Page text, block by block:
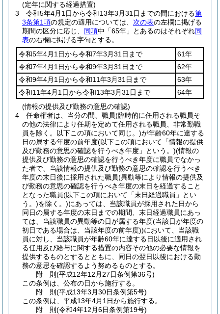
(定年に関する経過措置)
3
令和5年4月1日から令和13年3月31日までの間における第
3条第1項の規定の適用については、 次の表の左欄に掲げる
期間の区分に応じ、 同項中「65年」とあるのはそれぞれ同
表の右欄に掲げる字句とする。
令和5年4月1日から令和7年3月31日まで
61年
令和7年4月1日から令和9年3月31日まで
62年
令和9年4月1日から令和11年3月31日まで
63年
令和11年4月1日から令和13年3月31日まで
64年
(情報の提供及び勤務の意思の確認)
4
任命権者は、当分の間、職員(臨時的に任用される職員そ
の他の法律により任期を定めて任用される職員、非常勤職
員を除く。以下この項において同じ。)が年齢60年に達する
日の属する年度の前年度(以下この項において「情報の提供
及び勤務の意思の確認を行うべき年度」という。)(情報の
提供及び勤務の意思の確認を行うべき年度に職員でなかっ
た者で、当該情報の提供及び勤務の意思の確認を行うべき
年度の末日後に採用された職員(異動等により情報の提供及
び勤務の意思の確認を行うべき年度の末日を経過すること
となった職員(以下この項において「末日経過職員」とい
う。)を除く。)にあっては、当該職員が採用された日から
同日の属する年度の末日までの期間、末日経過職員にあっ
ては、当該職員の異動等の日が属する年度(当該日が年度の
初日である場合は、当該年度の前年度))において、当該職
員に対し、当該職員が年齢60年に達する日以後に適用され
る任用及び給与に関する措置の内容その他の必要な情報を
提供するものとするとともに、同日の翌日以後における勤
務の意思を確認するよう努めるものとする。
附 則(平成12年12月27日条例第36号)
この条例は、公布の日から施行する。
附 則(平成13年3月30日条例第5号)
この条例は、平成13年4月1日から施行する。
附 則(令和4年12月6日条例第19号)